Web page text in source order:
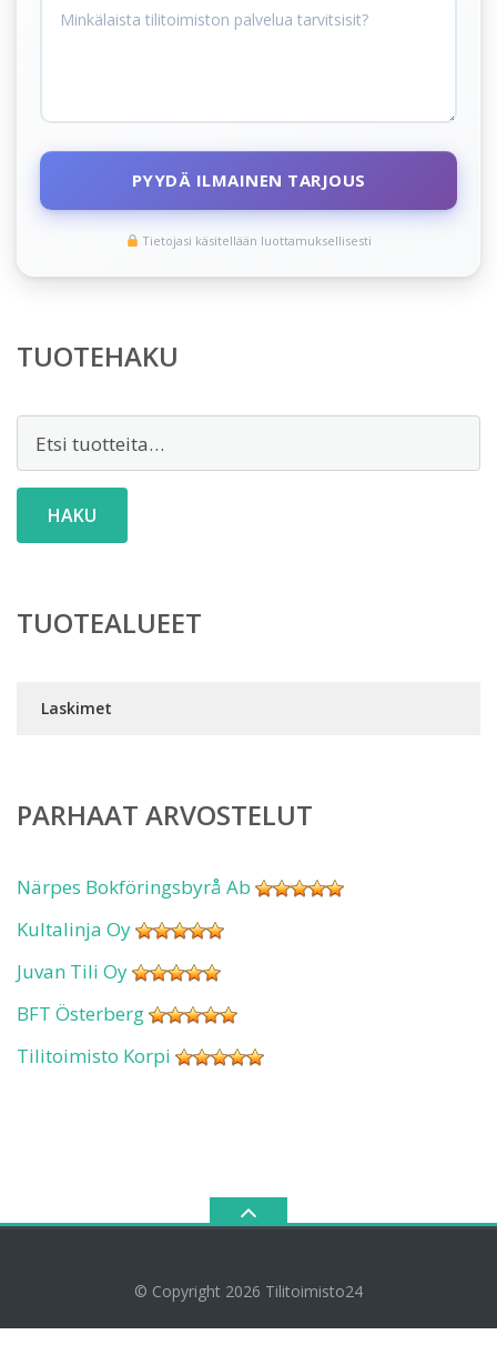
PYYDÄ ILMAINEN TARJOUS
Tietojasi käsitellään luottamuksellisesti
TUOTEHAKU
HAKU
TUOTEALUEET
Laskimet
PARHAAT ARVOSTELUT
Närpes Bokföringsbyrå Ab
Kultalinja Oy
Juvan Tili Oy
BFT Österberg
Tilitoimisto Korpi
© Copyright 2026 Tilitoimisto24